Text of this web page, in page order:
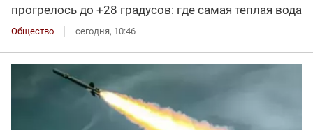
прогрелось до +28 градусов: где самая теплая вода
Общество сегодня, 10:46